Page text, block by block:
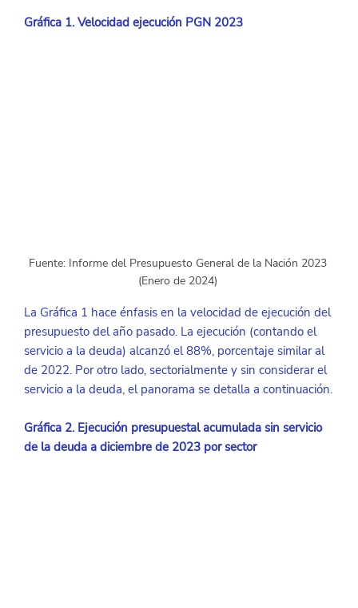
Gráfica 1. Velocidad ejecución PGN 2023
Fuente: Informe del Presupuesto General de la Nación 2023
(Enero de 2024)
La Gráfica 1 hace énfasis en la velocidad de ejecución del
presupuesto del año pasado. La ejecución (contando el
servicio a la deuda) alcanzó el 88%, porcentaje similar al
de 2022. Por otro lado, sectorialmente y sin considerar el
servicio a la deuda, el panorama se detalla a continuación.
Gráfica 2. Ejecución presupuestal acumulada sin servicio
de la deuda a diciembre de 2023 por sector